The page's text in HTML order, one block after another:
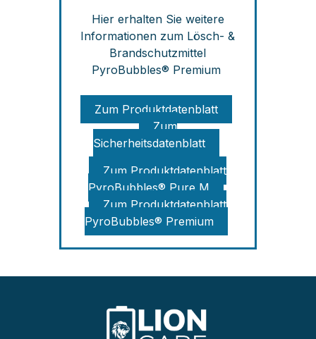
Hier erhalten Sie weitere
Informationen zum Lösch- &
Brandschutzmittel
PyroBubbles® Premium
Zum Produktdatenblatt
Zum
Sicherheitsdatenblatt
Zum Produktdatenblatt
PyroBubbles® Pure M
Zum Produktdatenblatt
PyroBubbles® Premium